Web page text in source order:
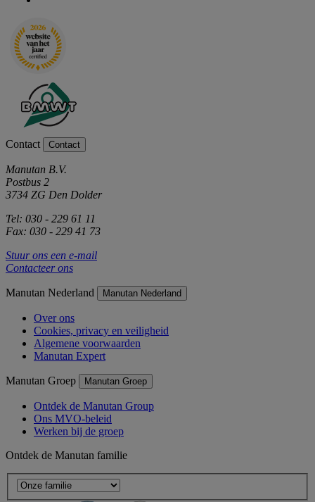
Contact Contact
Manutan B.V.
Postbus 2
3734 ZG Den Dolder
Tel: 030 - 229 61 11
Fax: 030 - 229 41 73
Stuur ons een e-mail
Contacteer ons
Manutan Nederland Manutan Nederland
Over ons
Cookies, privacy en veiligheid
Algemene voorwaarden
Manutan Expert
Manutan Groep Manutan Groep
Ontdek de Manutan Group
Ons MVO-beleid
Werken bij de groep
Ontdek de Manutan familie